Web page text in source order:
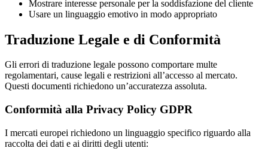
Mostrare interesse personale per la soddisfazione del cliente
Usare un linguaggio emotivo in modo appropriato
Traduzione Legale e di Conformità
Gli errori di traduzione legale possono comportare multe
regolamentari, cause legali e restrizioni all’accesso al mercato.
Questi documenti richiedono un’accuratezza assoluta.
Conformità alla Privacy Policy GDPR
I mercati europei richiedono un linguaggio specifico riguardo alla
raccolta dei dati e ai diritti degli utenti: